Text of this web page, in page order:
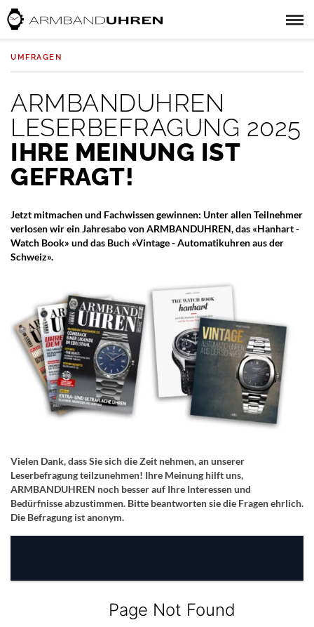
UMFRAGEN
ARMBANDUHREN
LESERBEFRAGUNG 2025
IHRE MEINUNG IST
GEFRAGT!
Jetzt mitmachen und Fachwissen gewinnen: Unter allen Teilnehmer
verlosen wir ein Jahresabo von ARMBANDUHREN, das «Hanhart -
Watch Book» und das Buch «Vintage - Automatikuhren aus der
Schweiz».
Vielen Dank, dass Sie sich die Zeit nehmen, an unserer
Leserbefragung teilzunehmen! Ihre Meinung hilft uns,
ARMBANDUHREN noch besser auf Ihre Interessen und
Bedürfnisse abzustimmen. Bitte beantworten sie die Fragen ehrlich.
Die Befragung ist anonym.